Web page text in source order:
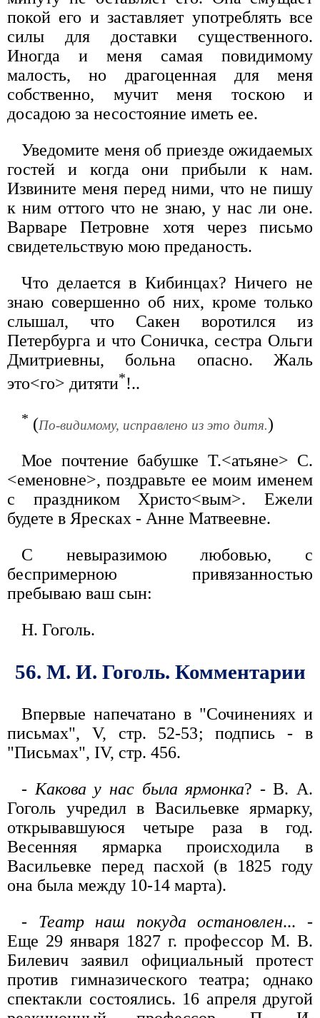
покой его и заставляет употреблять все
силы для доставки существенного.
Иногда и меня самая повидимому
малость, но драгоценная для меня
собственно, мучит меня тоскою и
досадою за несостояние иметь ее.
Уведомите меня об приезде ожидаемых
гостей и когда они прибыли к нам.
Извините меня перед ними, что не пишу
к ним оттого что не знаю, у нас ли оне.
Варваре Петровне хотя через письмо
свидетельствую мою преданость.
Что делается в Кибинцах? Ничего не
знаю совершенно об них, кроме только
слышал, что Сакен воротился из
Петербурга и что Соничка, сестра Ольги
Дмитриевны, больна опасно. Жаль
это<го> дитяти*!..
* (По-видимому, исправлено из это дитя.)
Мое почтение бабушке Т.<атьяне> С.
<еменовне>, поздравьте ее моим именем
с праздником Христо<вым>. Ежели
будете в Яресках - Анне Матвеевне.
С невыразимою любовью, с
беспримерною привязанностью
пребываю ваш сын:
Н. Гоголь.
56. М. И. Гоголь. Комментарии
Впервые напечатано в "Сочинениях и
письмах", V, стр. 52-53; подпись - в
"Письмах", IV, стр. 456.
- Какова у нас была ярмонка? - В. А.
Гоголь учредил в Васильевке ярмарку,
открывавшуюся четыре раза в год.
Весенняя ярмарка происходила в
Васильевке перед пасхой (в 1825 году
она была между 10-14 марта).
- Театр наш покуда остановлен... -
Еще 29 января 1827 г. профессор М. В.
Билевич заявил официальный протест
против гимназического театра; однако
спектакли состоялись. 16 апреля другой